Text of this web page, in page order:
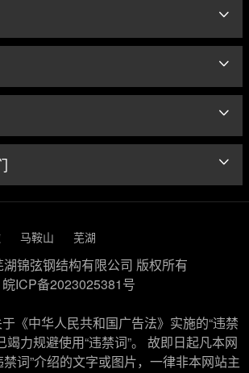
马鞍山 芜湖
锦弦钢结构有限公司 版权所有
皖ICP备2023025381号
《中华人民共和国广告法》实施的“违禁
竭力规避使用“违禁词”。 故即日起凡本网
词”介绍的文字或图片，一律非本网站主